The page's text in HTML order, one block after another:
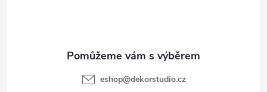
eshop@dekorstudio.cz